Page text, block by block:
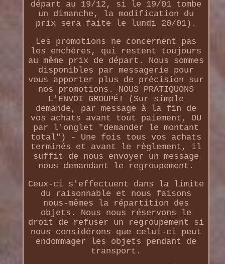
départ au 19/12, si le 19/01 tombe
un dimanche, la modification du
prix sera faite le lundi 20/01).
Les promotions ne concernent pas
les enchères, qui restent toujours
au même prix de départ. Nous sommes
disponibles par messagerie pour
vous apporter plus de précision sur
nos promotions. NOUS PRATIQUONS
L'ENVOI GROUPÉ! (Sur simple
demande, par message à la fin de
vos achats avant tout paiement, OU
par l'onglet "demander le montant
total") - Une fois tous vos achats
terminés et avant le règlement, il
suffit de nous envoyer un message
nous demandant le regroupement.
Ceux-ci s'effectuent dans la limite
du raisonnable et nous faisons
nous-mêmes la répartition des
objets. Nous nous réservons le
droit de refuser un regroupement si
nous considérons que celui-ci peut
endommager les objets pendant de
transport.